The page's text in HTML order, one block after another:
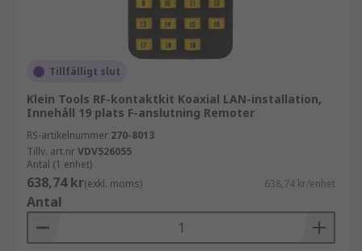
Tillfälligt slut
Klein Tools RF-kontaktkit Koaxial LAN-installation,
Innehåll 19 plats F-anslutning Remoter
RS-artikelnummer 270-8013
Tillv. art.nrVDV526055
Antal (1 enhet)
638,74 kr(exkl. moms) 638,74 kr/enhet
Antal